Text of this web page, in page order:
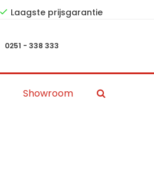
Laagste prijsgarantie
0251 - 338 333
Showroom